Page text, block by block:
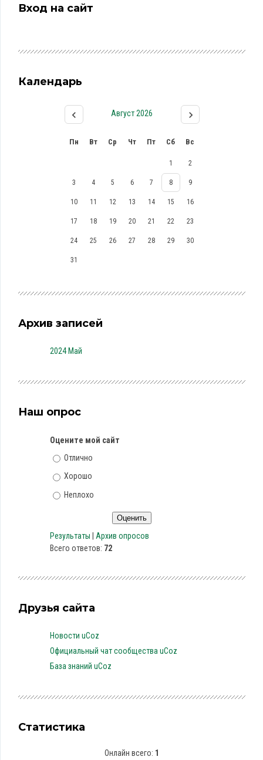
Вход на сайт
Календарь
Август 2026
Пн Вт Ср Чт Пт Сб Вс
1 2
3 4 5 6 7 8 9
10 11 12 13 14 15 16
17 18 19 20 21 22 23
24 25 26 27 28 29 30
31
Архив записей
2024 Май
Наш опрос
Оцените мой сайт
Отлично
Хорошо
Неплохо
Результаты
Архив опросов
Всего ответов: 72
Друзья сайта
Новости uCoz
Официальный чат сообщества uCoz
База знаний uCoz
Статистика
Онлайн всего: 1